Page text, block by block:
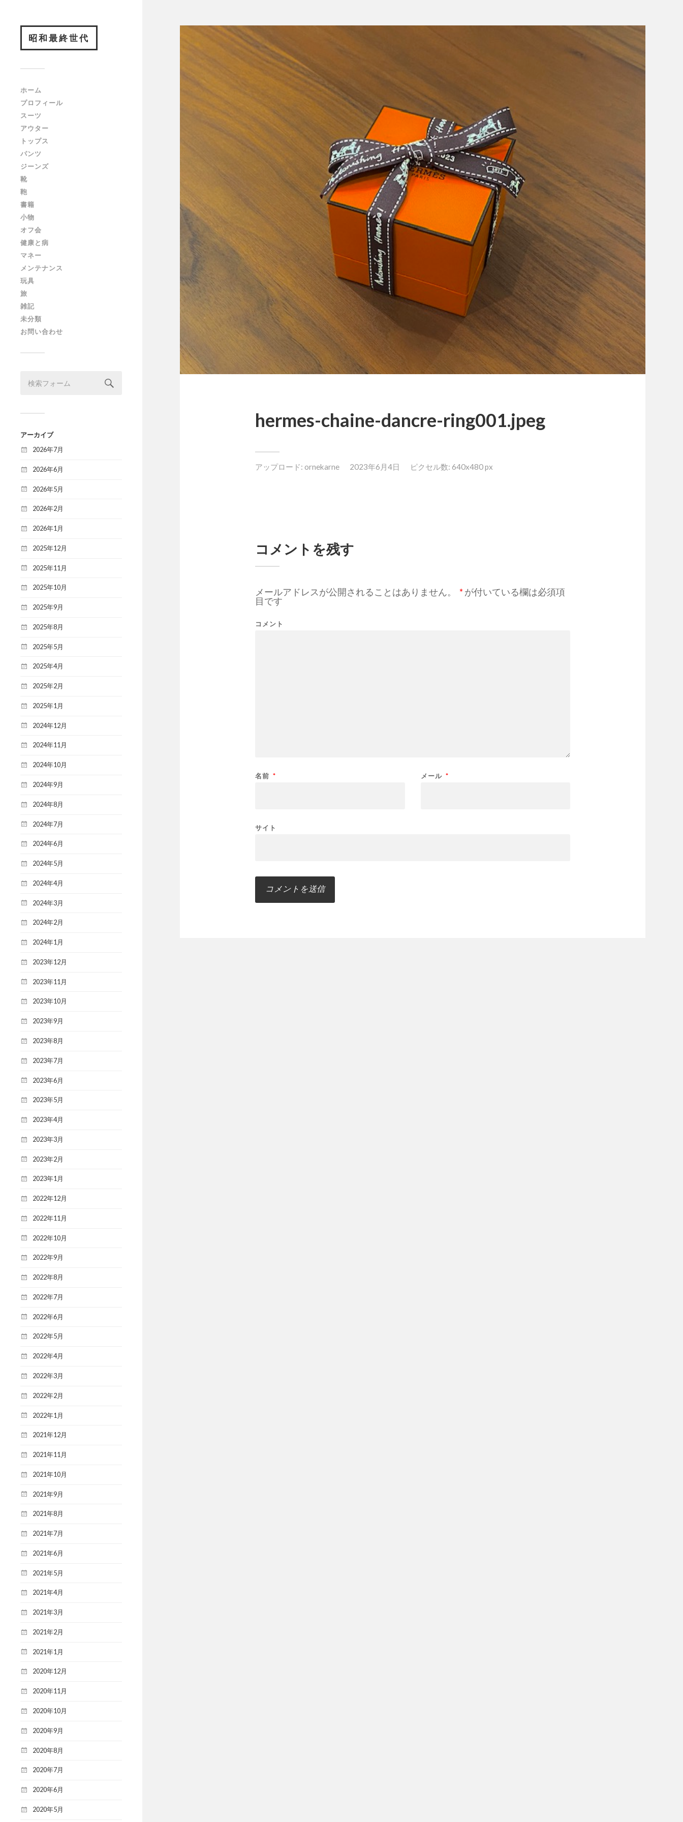
昭和最終世代
ホーム
プロフィール
スーツ
アウター
トップス
パンツ
ジーンズ
靴
鞄
書籍
小物
オフ会
健康と病
マネー
メンテナンス
玩具
旅
雑記
未分類
お問い合わせ
アーカイブ
2026年7月
2026年6月
2026年5月
2026年2月
2026年1月
2025年12月
2025年11月
2025年10月
2025年9月
2025年8月
2025年5月
2025年4月
2025年2月
2025年1月
2024年12月
2024年11月
2024年10月
2024年9月
2024年8月
2024年7月
2024年6月
2024年5月
2024年4月
2024年3月
2024年2月
2024年1月
2023年12月
2023年11月
2023年10月
2023年9月
2023年8月
2023年7月
2023年6月
2023年5月
2023年4月
2023年3月
2023年2月
2023年1月
2022年12月
2022年11月
2022年10月
2022年9月
2022年8月
2022年7月
2022年6月
2022年5月
2022年4月
2022年3月
2022年2月
2022年1月
2021年12月
2021年11月
2021年10月
2021年9月
2021年8月
2021年7月
2021年6月
2021年5月
2021年4月
2021年3月
2021年2月
2021年1月
2020年12月
2020年11月
2020年10月
2020年9月
2020年8月
2020年7月
2020年6月
2020年5月
hermes-chaine-dancre-ring001.jpeg
アップロード: ornekarne 2023年6月4日 ピクセル数: 640x480 px
コメントを残す
メールアドレスが公開されることはありません。 * が付いている欄は必須項
目です
コメント
名前 * メール *
サイト